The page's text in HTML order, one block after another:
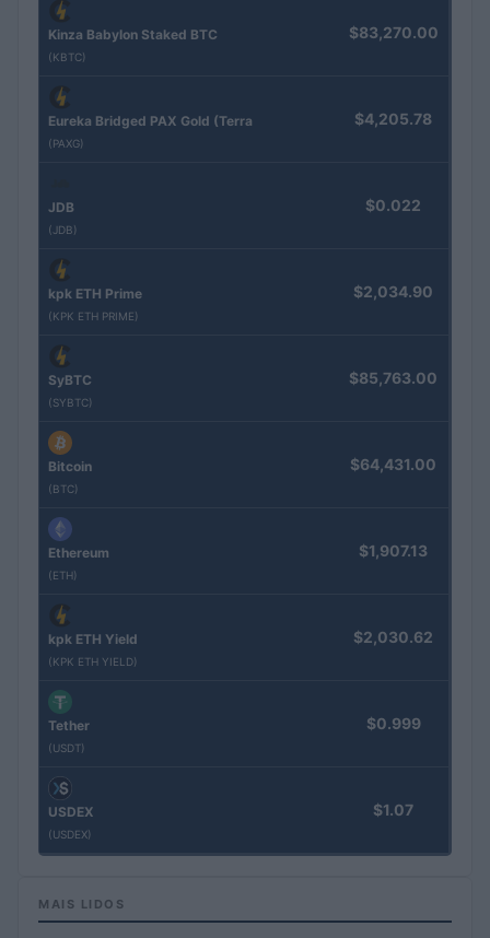
Kinza Babylon Staked BTC
(KBTC)
$83,270.00
Eureka Bridged PAX Gold (Terra
(PAXG)
$4,205.78
JDB
(JDB)
$0.022
kpk ETH Prime
(KPK ETH PRIME)
$2,034.90
SyBTC
(SYBTC)
$85,763.00
Bitcoin
(BTC)
$64,431.00
Ethereum
(ETH)
$1,907.13
kpk ETH Yield
(KPK ETH YIELD)
$2,030.62
Tether
(USDT)
$0.999
USDEX
(USDEX)
$1.07
MAIS LIDOS